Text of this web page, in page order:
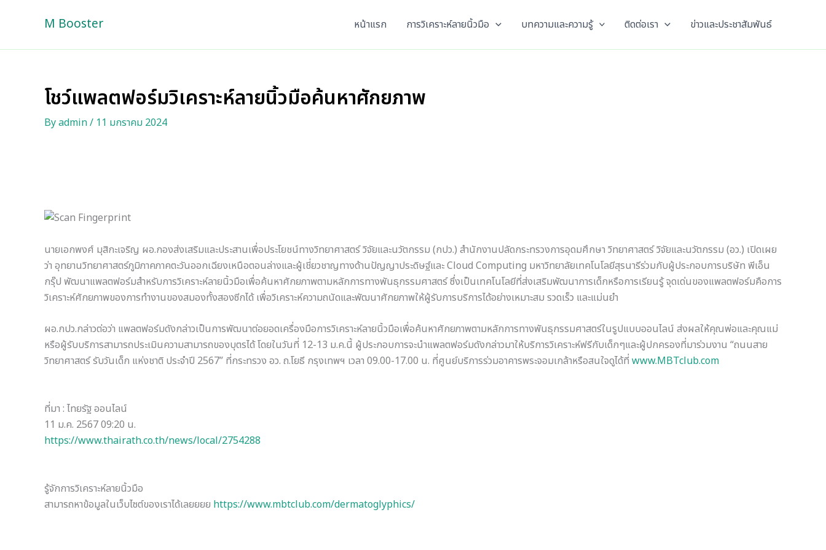
M Booster หน้าแรก การวิเคราะห์ลายนิ้วมือ บทความและความรู้ ติดต่อเรา ข่าวและประชาสัมพันธ์
โชว์แพลตฟอร์มวิเคราะห์ลายนิ้วมือค้นหาศักยภาพ
Byadmin/ 11 มกราคม 2024
นายเอกพงศ์ มุสิกะเจริญ ผอ.กองส่งเสริมและประสานเพื่อประโยชน์ทางวิทยาศาสตร์ วิจัยและนวัตกรรม (กปว.) สำนักงานปลัดกระทรวงการอุดมศึกษา วิทยาศาสตร์ วิจัยและนวัตกรรม (อว.) เปิดเผย
ว่า อุทยานวิทยาศาสตร์ภูมิภาคภาคตะวันออกเฉียงเหนือตอนล่างและผู้เชี่ยวชาญทางด้านปัญญาประดิษฐ์และ Cloud Computing มหาวิทยาลัยเทคโนโลยีสุรนารีร่วมกับผู้ประกอบการบริษัท พีเอ็น
กรุ๊ป พัฒนาแพลตฟอร์มสำหรับการวิเคราะห์ลายนิ้วมือเพื่อค้นหาศักยภาพตามหลักการทางพันธุกรรมศาสตร์ ซึ่งเป็นเทคโนโลยีที่ส่งเสริมพัฒนาการเด็กหรือการเรียนรู้ จุดเด่นของแพลตฟอร์มคือการ
วิเคราะห์ศักยภาพของการทำงานของสมองทั้งสองซีกได้ เพื่อวิเคราะห์ความถนัดและพัฒนาศักยภาพให้ผู้รับการบริการได้อย่างเหมาะสม รวดเร็ว และแม่นยำ
ผอ.กปว.กล่าวต่อว่า แพลตฟอร์มดังกล่าวเป็นการพัฒนาต่อยอดเครื่องมือการวิเคราะห์ลายนิ้วมือเพื่อค้นหาศักยภาพตามหลักการทางพันธุกรรมศาสตร์ในรูปแบบออนไลน์ ส่งผลให้คุณพ่อและคุณแม่
หรือผู้รับบริการสามารถประเมินความสามารถของบุตรได้ โดยในวันที่ 12-13 ม.ค.นี้ ผู้ประกอบการจะนำแพลตฟอร์มดังกล่าวมาให้บริการวิเคราะห์ฟรีกับเด็กๆและผู้ปกครองที่มาร่วมงาน “ถนนสาย
วิทยาศาสตร์ รับวันเด็ก แห่งชาติ ประจำปี 2567” ที่กระทรวง อว. ถ.โยธี กรุงเทพฯ เวลา 09.00-17.00 น. ที่ศูนย์บริการร่วมอาคารพระจอมเกล้าหรือสนใจดูได้ที่ www.MBTclub.com
ที่มา : ไทยรัฐ ออนไลน์
11 ม.ค. 2567 09:20 น.
https://www.thairath.co.th/news/local/2754288
รู้จักการวิเคราะห์ลายนิ้วมือ
สามารถหาข้อมูลในเว็บไซต์ของเราได้เลยยยย https://www.mbtclub.com/dermatoglyphics/